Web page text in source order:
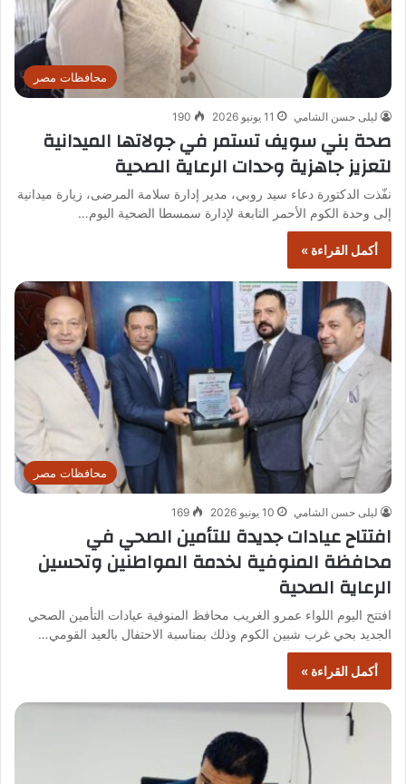
محافظات مصر
ليلى حسن الشامي 11 يونيو 2026 190
صحة بني سويف تستمر في جولاتها الميدانية
لتعزيز جاهزية وحدات الرعاية الصحية
نفّذت الدكتورة دعاء سيد روبي، مدير إدارة سلامة المرضى، زيارة ميدانية
إلى وحدة الكوم الأحمر التابعة لإدارة سمسطا الصحية اليوم…
أكمل القراءة »
محافظات مصر
ليلى حسن الشامي 10 يونيو 2026 169
افتتاح عيادات جديدة للتأمين الصحي في
محافظة المنوفية لخدمة المواطنين وتحسين
الرعاية الصحية
افتتح اليوم اللواء عمرو الغريب محافظ المنوفية عيادات التأمين الصحي
الجديد بحي غرب شبين الكوم وذلك بمناسبة الاحتفال بالعيد القومي…
أكمل القراءة »